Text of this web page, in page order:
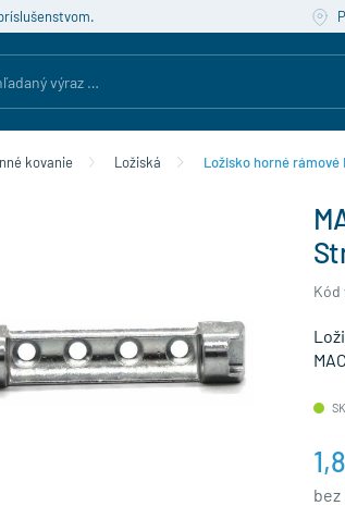
kovanie Ložiská Ložisko horné rámové
Kód
bez